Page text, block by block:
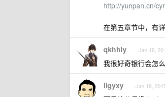
http://yunpan.cn/
在第五章节中，有
qkhhly Jan 18,
我很好奇银行会怎
ligyxy Jan 18,